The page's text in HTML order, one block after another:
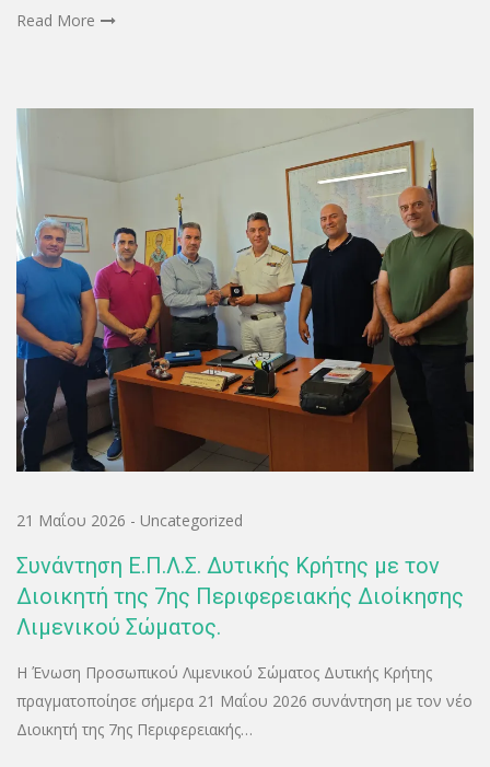
Read More
21 Μαΐου 2026 - Uncategorized
Συνάντηση Ε.Π.Λ.Σ. Δυτικής Κρήτης με τον
Διοικητή της 7ης Περιφερειακής Διοίκησης
Λιμενικού Σώματος.
Η Ένωση Προσωπικού Λιμενικού Σώματος Δυτικής Κρήτης
πραγματοποίησε σήμερα 21 Μαΐου 2026 συνάντηση με τον νέο
Διοικητή της 7ης Περιφερειακής…